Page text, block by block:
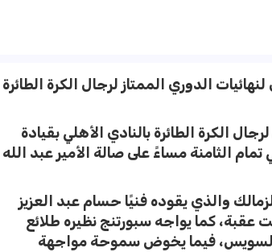
الدوري الممتاز لرجال الكرة الطائرة
لرجال الكرة الطائرة بالنادي الأهلي بقيادة
الثامنة مساءً على صالة الأمير عبد الله
فيلعب الزمالك والذي يقوده فنيًا حسام عبد العزيز
عقبة، كما يواجه سبورتنج نظيره طلائع
السويس، فيما يخوض سموحة مواجهة